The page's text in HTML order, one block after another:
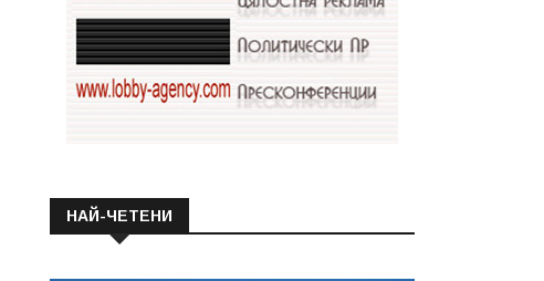
НАЙ-ЧЕТЕНИ